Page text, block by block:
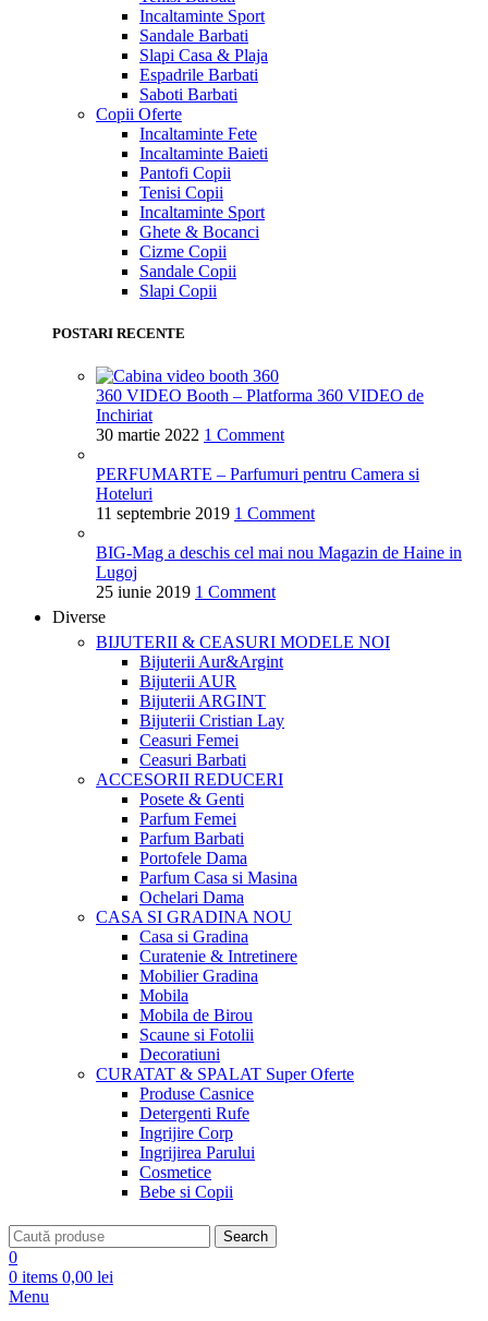
Incaltaminte Sport
Sandale Barbati
Slapi Casa & Plaja
Espadrile Barbati
Saboti Barbati
Copii Oferte
Incaltaminte Fete
Incaltaminte Baieti
Pantofi Copii
Tenisi Copii
Incaltaminte Sport
Ghete & Bocanci
Cizme Copii
Sandale Copii
Slapi Copii
POSTARI RECENTE
360 VIDEO Booth – Platforma 360 VIDEO de
Inchiriat
30 martie 2022 1 Comment
PERFUMARTE – Parfumuri pentru Camera si
Hoteluri
11 septembrie 2019 1 Comment
BIG-Mag a deschis cel mai nou Magazin de Haine in
Lugoj
25 iunie 2019 1 Comment
Diverse
BIJUTERII & CEASURI MODELE NOI
Bijuterii Aur&Argint
Bijuterii AUR
Bijuterii ARGINT
Bijuterii Cristian Lay
Ceasuri Femei
Ceasuri Barbati
ACCESORII REDUCERI
Posete & Genti
Parfum Femei
Parfum Barbati
Portofele Dama
Parfum Casa si Masina
Ochelari Dama
CASA SI GRADINANOU
Casa si Gradina
Curatenie & Intretinere
Mobilier Gradina
Mobila
Mobila de Birou
Scaune si Fotolii
Decoratiuni
CURATAT & SPALAT Super Oferte
Produse Casnice
Detergenti Rufe
Ingrijire Corp
Ingrijirea Parului
Cosmetice
Bebe si Copii
Search
0
0 items 0,00 lei
Menu